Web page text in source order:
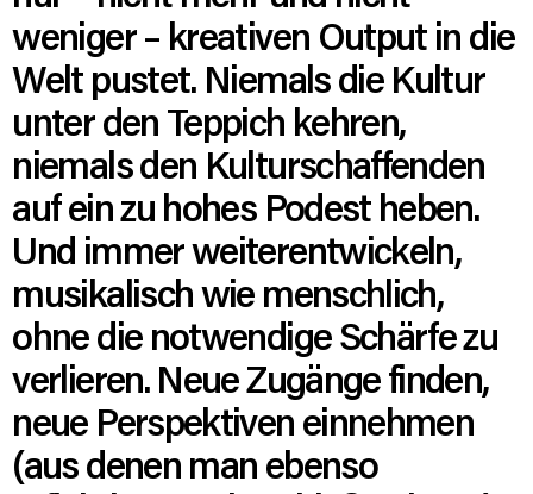
weniger – kreativen Output in die
Welt pustet. Niemals die Kultur
unter den Teppich kehren,
niemals den Kulturschaffenden
auf ein zu hohes Podest heben.
Und immer weiterentwickeln,
musikalisch wie menschlich,
ohne die notwendige Schärfe zu
verlieren. Neue Zugänge finden,
neue Perspektiven einnehmen
(aus denen man ebenso